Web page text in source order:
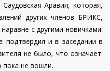
Аравия, которая,
других членов БРИКС,
с другими новичками.
подтвердил и в заседании в
не было, что означает:
не вошли.